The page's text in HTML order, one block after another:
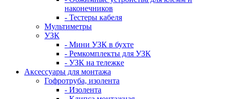
наконечников
- Тестеры кабеля
Мультиметры
УЗК
- Мини УЗК в бухте
- Ремкомплекты для УЗК
- УЗК на тележке
Аксессуары для монтажа
Гофротруба, изолента
- Изолента